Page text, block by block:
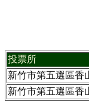
投票所
新竹市第五選區香
新竹市第五選區香